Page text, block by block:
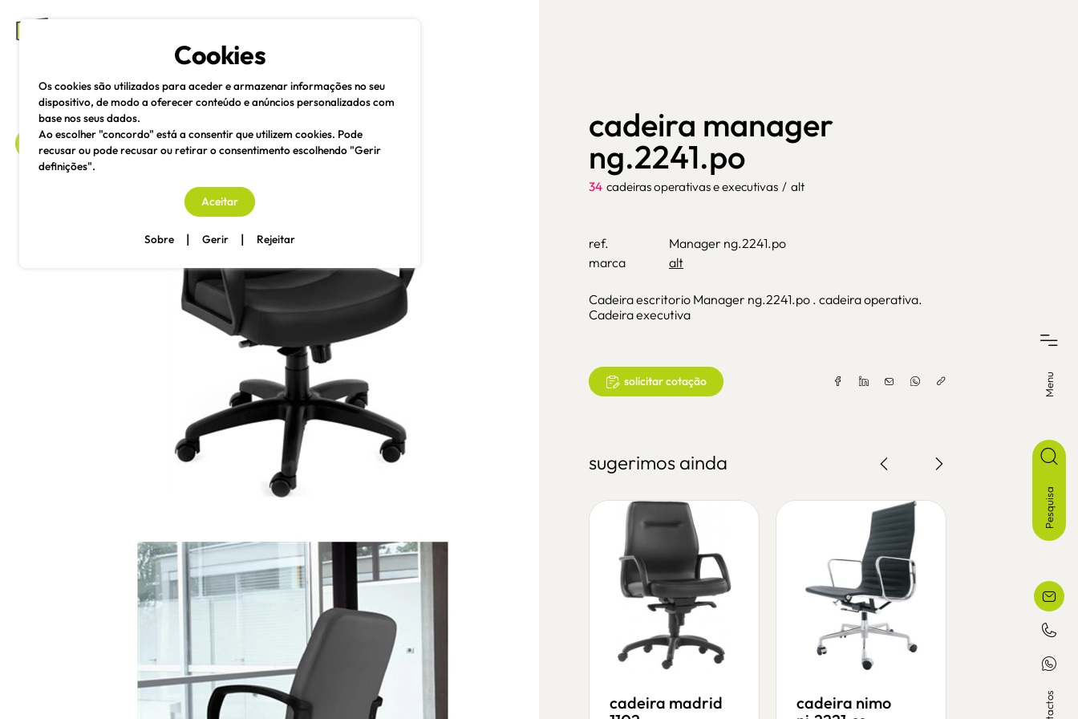
cadeira manager
ng.2241.po
34 cadeiras operativas e executivas / alt
ref.
Manager ng.2241.po
marca
alt
Cadeira escritorio Manager ng.2241.po . cadeira operativa.
Cadeira executiva
solicitar cotação
sugerimos ainda
cadeira berlim
cadeira temps
cadeira madrid
cadeira nimo
cadeira lotus
Menu
Pesquisa
Cookies
Os cookies são utilizados para aceder e armazenar informações no seu
dispositivo, de modo a oferecer conteúdo e anúncios personalizados com
base nos seus dados.
Ao escolher "concordo" está a consentir que utilizem cookies. Pode
recusar ou pode recusar ou retirar o consentimento escolhendo "Gerir
definições".
Aceitar
Sobre | Gerir | Rejeitar